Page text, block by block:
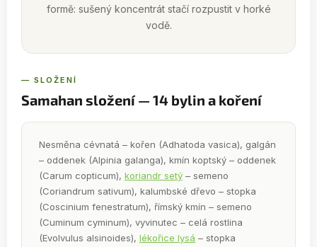
formě: sušený koncentrát stačí rozpustit v horké
vodě.
— SLOŽENÍ
Samahan složení — 14 bylin a koření
Nesměna cévnatá – kořen (Adhatoda vasica), galgán
– oddenek (Alpinia galanga), kmín koptský – oddenek
(Carum copticum), koriandr setý – semeno
(Coriandrum sativum), kalumbské dřevo – stopka
(Coscinium fenestratum), římský kmín – semeno
(Cuminum cyminum), vyvinutec – celá rostlina
(Evolvulus alsinoides), lékořice lysá – stopka